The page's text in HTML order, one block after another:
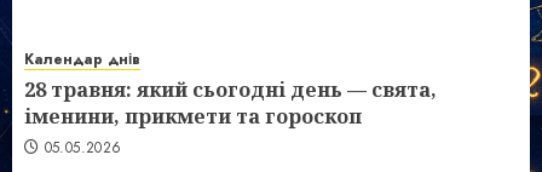
Календар днів
28 травня: який сьогодні день — свята,
іменини, прикмети та гороскоп
05.05.2026